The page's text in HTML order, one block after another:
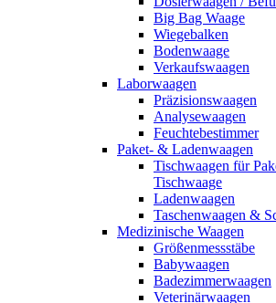
Big Bag Waage
Wiegebalken
Bodenwaage
Verkaufswaagen
Laborwaagen
Präzisionswaagen
Analysewaagen
Feuchtebestimmer
Paket- & Ladenwaagen
Tischwaagen für
Tischwaage
Ladenwaagen
Taschenwaagen &
Medizinische Waagen
Größenmessstäbe
Babywaagen
Badezimmerwaagen
Veterinärwaagen